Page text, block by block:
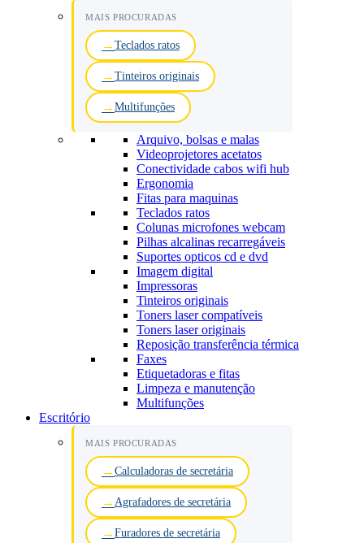
MAIS PROCURADAS
Teclados ratos
Tinteiros originais
Multifunções
Arquivo, bolsas e malas
Videoprojetores acetatos
Conectividade cabos wifi hub
Ergonomia
Fitas para maquinas
Teclados ratos
Colunas microfones webcam
Pilhas alcalinas recarregáveis
Suportes opticos cd e dvd
Imagem digital
Impressoras
Tinteiros originais
Toners laser compatíveis
Toners laser originais
Reposição transferência térmica
Faxes
Etiquetadoras e fitas
Limpeza e manutenção
Multifunções
Escritório
MAIS PROCURADAS
Calculadoras de secretária
Agrafadores de secretária
Furadores de secretária